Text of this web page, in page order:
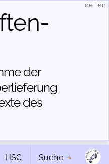
der
des
de en
HSC Suche